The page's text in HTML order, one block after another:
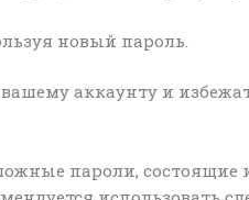
новый пароль.
аккаунту и
пароли,